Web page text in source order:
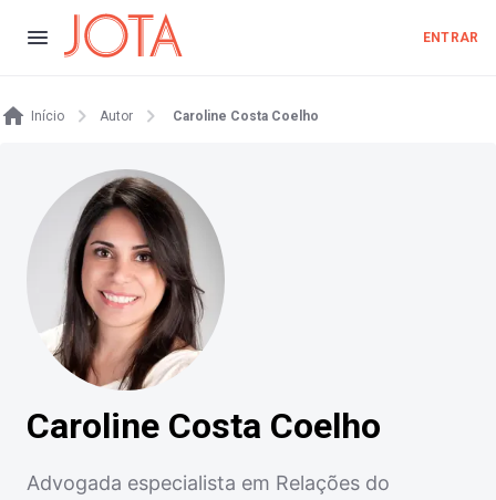
ENTRAR
Início Autor Caroline Costa Coelho
Caroline Costa Coelho
Advogada especialista em Relações do